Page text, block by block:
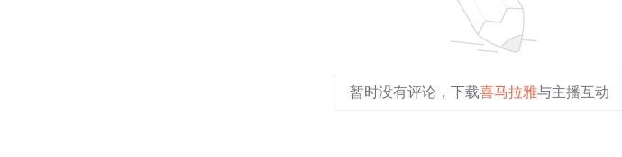
暂时没有评论，下载喜马拉雅与主播互动